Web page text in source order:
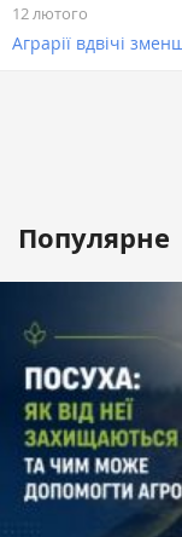
12 лютого
Аграрії вдвічі
Популярне